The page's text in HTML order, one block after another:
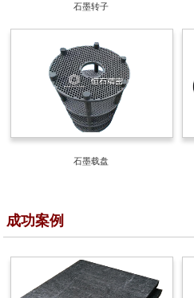
石墨转子
石墨载盘
成功案例